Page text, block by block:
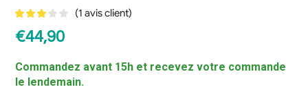
(1 avis client)
€44,90
Commandez avant 15h et recevez votre commande
le lendemain.